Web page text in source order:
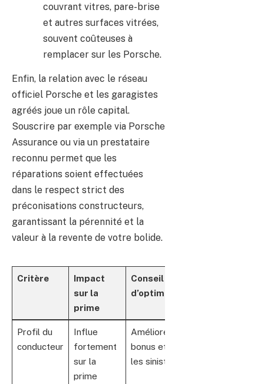
couvrant vitres, pare-brise
et autres surfaces vitrées,
souvent coûteuses à
remplacer sur les Porsche.
Enfin, la relation avec le réseau
officiel Porsche et les garagistes
agréés joue un rôle capital.
Souscrire par exemple via Porsche
Assurance ou via un prestataire
reconnu permet que les
réparations soient effectuées
dans le respect strict des
préconisations constructeurs,
garantissant la pérennité et la
valeur à la revente de votre bolide.
Critère
Impact
sur la
prime
Conseil
d’optimisation
Profil du
conducteur
Influe
fortement
sur la
prime
Améliorer son
bonus et éviter
les sinistres